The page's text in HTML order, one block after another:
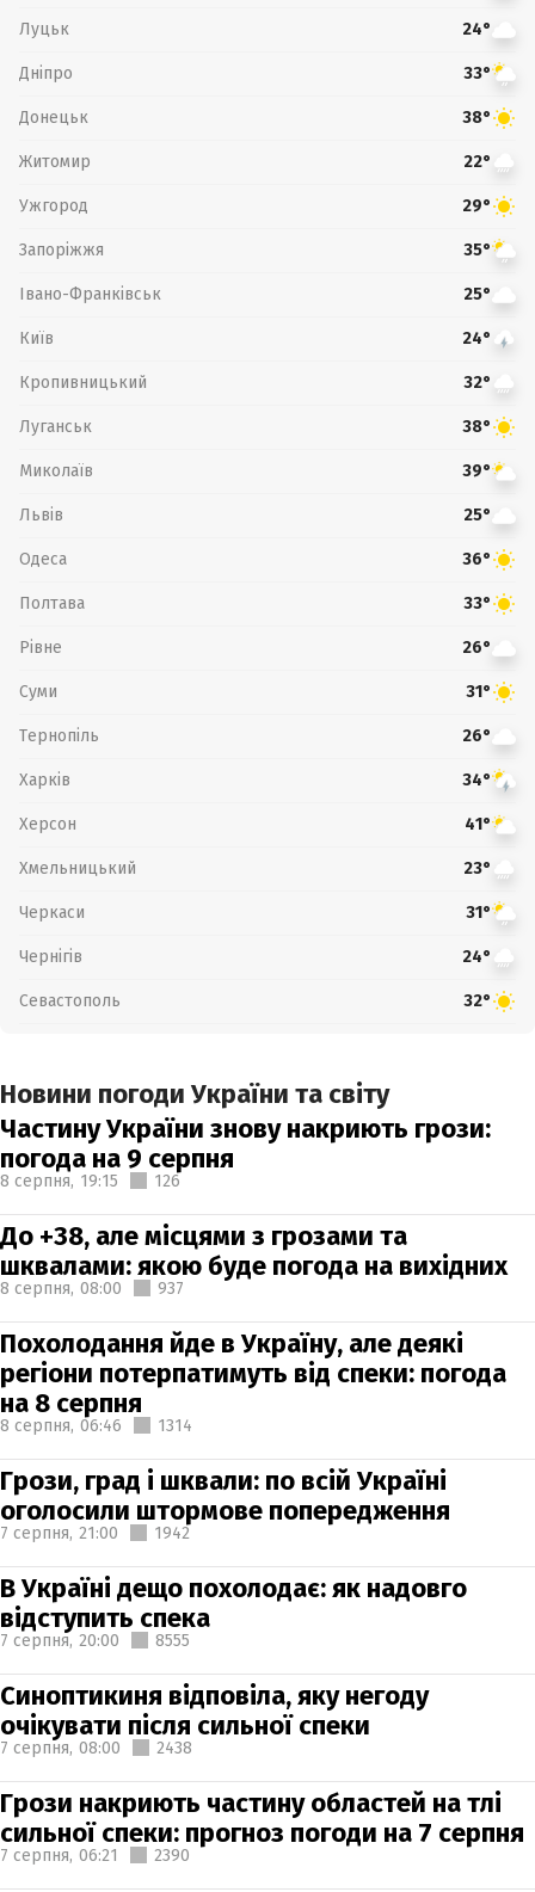
Луцьк 24°
Дніпро 33°
Донецьк 38°
Житомир 22°
Ужгород 29°
Запоріжжя 35°
Івано-Франківськ 25°
Київ 24°
Кропивницький 32°
Луганськ 38°
Миколаїв 39°
Львів 25°
Одеса 36°
Полтава 33°
Рівне 26°
Суми 31°
Тернопіль 26°
Харків 34°
Херсон 41°
Хмельницький 23°
Черкаси 31°
Чернігів 24°
Севастополь 32°
Новини погоди України та світу
Частину України знову накриють грози:
погода на 9 серпня
8 серпня, 19:15 126
До +38, але місцями з грозами та
шквалами: якою буде погода на вихідних
8 серпня, 08:00 937
Похолодання йде в Україну, але деякі
регіони потерпатимуть від спеки: погода
на 8 серпня
8 серпня, 06:46 1314
Грози, град і шквали: по всій Україні
оголосили штормове попередження
7 серпня, 21:00 1942
В Україні дещо похолодає: як надовго
відступить спека
7 серпня, 20:00 8555
Синоптикиня відповіла, яку негоду
очікувати після сильної спеки
7 серпня, 08:00 2438
Грози накриють частину областей на тлі
сильної спеки: прогноз погоди на 7 серпня
7 серпня, 06:21 2390